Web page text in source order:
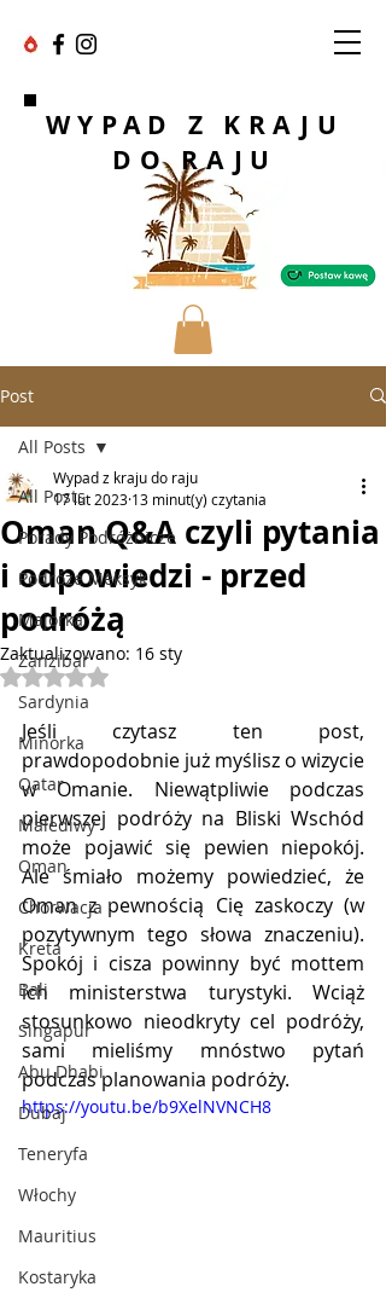
WYPAD Z KRAJU
DO RAJU
Post
All Posts
Porady Podróżnicze
Podróże Meksyk
Majorka
Zanzibar
Sardynia
Minorka
Qatar
Malediwy
Oman
Chorwacja
Kreta
Bali
Singapur
Abu Dhabi
Dubaj
Teneryfa
Włochy
Mauritius
Kostaryka
All Posts
Oman Q&A czyli pytania
i odpowiedzi - przed
podróżą
Wypad z kraju do raju
17 lut 2023 13 minut(y) czytania
Zaktualizowano: 16 sty
Oceniono na NaN z 5 gwiazdek.
Jeśli czytasz ten post,
prawdopodobnie już myślisz o wizycie
w Omanie. Niewątpliwie podczas
pierwszej podróży na Bliski Wschód
może pojawić się pewien niepokój.
Ale śmiało możemy powiedzieć, że
Oman z pewnością Cię zaskoczy (w
pozytywnym tego słowa znaczeniu).
Spokój i cisza powinny być mottem
ich ministerstwa turystyki. Wciąż
stosunkowo nieodkryty cel podróży,
sami mieliśmy mnóstwo pytań
podczas planowania podróży.
https://youtu.be/b9XelNVNCH8